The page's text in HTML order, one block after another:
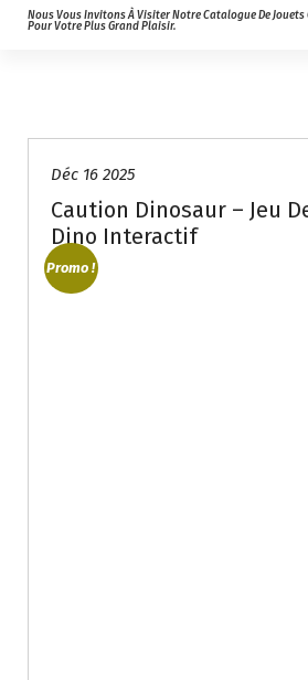
Nous Vous Invitons À Visiter Notre Catalogue De Jouets
Pour Votre Plus Grand Plaisir.
Déc 16 2025
Caution Dinosaur – Jeu
Dino Interactif
Promo !